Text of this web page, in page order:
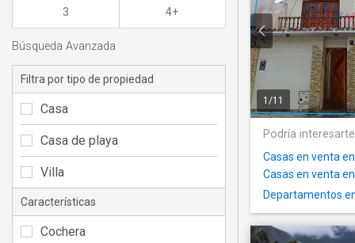
1 /11
Podría
Casas en venta
Casas en venta
Departamentos
3 4+
Búsqueda Avanzada
Filtra por tipo de propiedad
Casa
Casa de playa
Villa
Características
Cochera